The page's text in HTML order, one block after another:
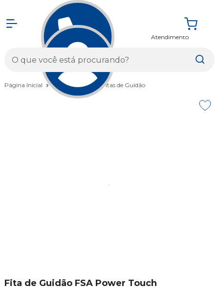
Atendimento
Página Inicial Componentes Fitas de Guidão
Fita de Guidão FSA Power Touch